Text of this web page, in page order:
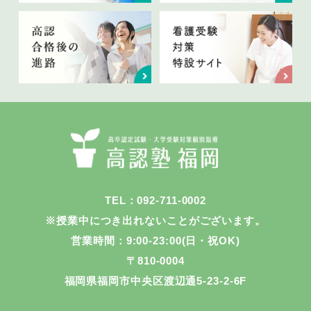
TEL：092-711-0002
※授業中につき出れないことがございます。
営業時間：9:00-23:00(日・祝OK)
〒810-0004
福岡県福岡市中央区渡辺通5-23-2-6F